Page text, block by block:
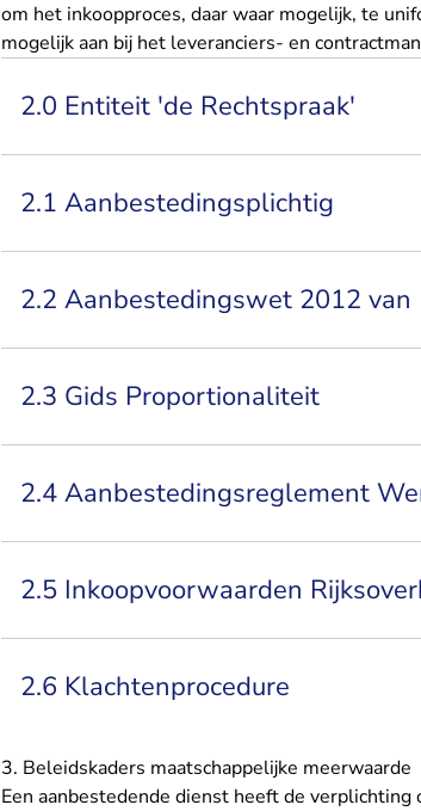
om het inkoopproces, daar waar mogelijk, te
mogelijk aan bij het leveranciers- en
2.0 Entiteit 'de Rechtspraak'
2.1 Aanbestedingsplichtig
2.2 Aanbestedingswet 2012 van
2.3 Gids Proportionaliteit
2.4 Aanbestedingsreglement
2.5 Inkoopvoorwaarden
2.6 Klachtenprocedure
3. Beleidskaders maatschappelijke meerwaarde
Een aanbestedende dienst heeft de